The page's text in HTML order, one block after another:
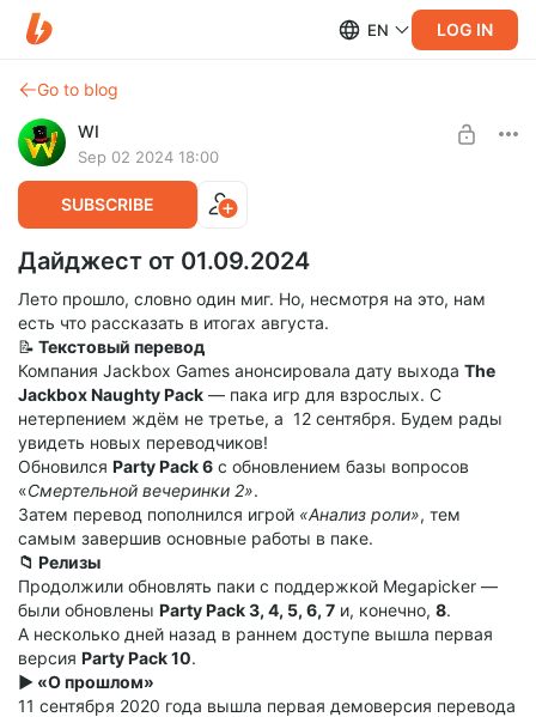
EN LOG IN
Go to blog
WI
Sep 02 2024 18:00
SUBSCRIBE
Дайджест от 01.09.2024
Лето прошло, словно один миг. Но, несмотря на это, нам
есть что рассказать в итогах августа.
📝 Текстовый перевод
Компания Jackbox Games анонсировала дату выхода The
Jackbox Naughty Pack — пака игр для взрослых. С
нетерпением ждём не третье, а 12 сентября. Будем рады
увидеть новых переводчиков!
Обновился Party Pack 6 с обновлением базы вопросов
«Смертельной вечеринки 2».
Затем перевод пополнился игрой «Анализ роли», тем
самым завершив основные работы в паке.
📁 Релизы
Продолжили обновлять паки с поддержкой Megapicker —
были обновлены Party Pack 3, 4, 5, 6, 7 и, конечно, 8.
А несколько дней назад в раннем доступе вышла первая
версия Party Pack 10.
▶️ «О прошлом»
11 сентября 2020 года вышла первая демоверсия перевода